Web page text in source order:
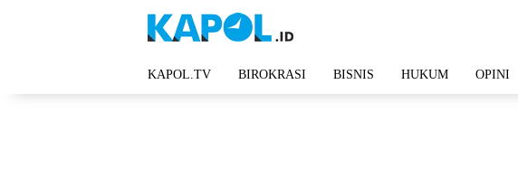
KAPOL.TV BIROKRASI BISNIS HUKUM OPINI